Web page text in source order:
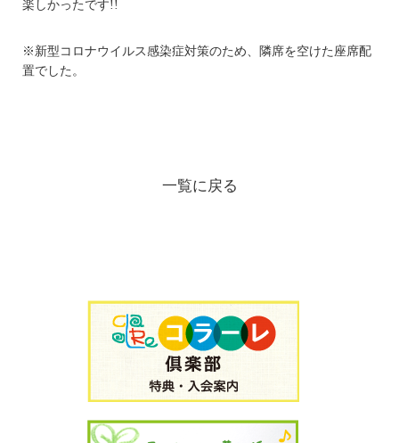
楽しかったです!!
※新型コロナウイルス感染症対策のため、隣席を空けた座席配
置でした。
一覧に戻る